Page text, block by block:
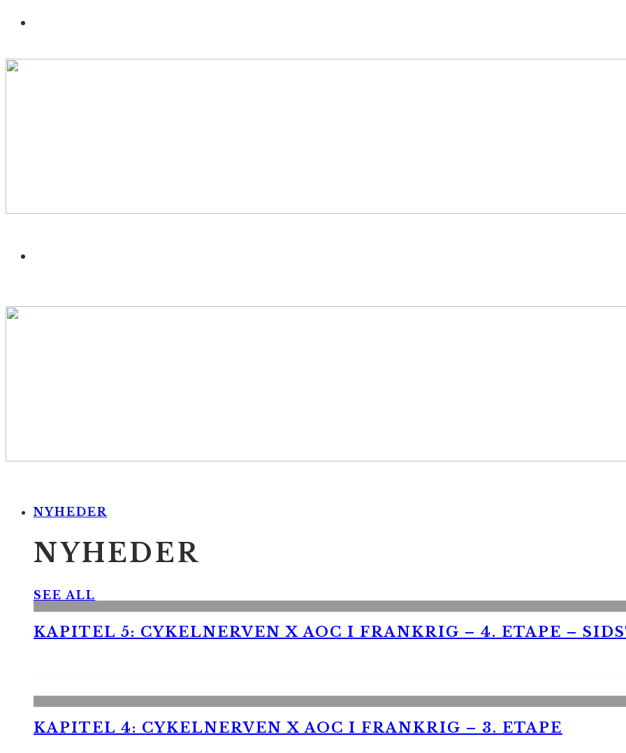
NYHEDER
NYHEDER
SEE ALL
KAPITEL 5: CYKELNERVEN X AOC I FRANKRIG – 4. ETAPE –
KAPITEL 4: CYKELNERVEN X AOC I FRANKRIG – 3. ETAPE